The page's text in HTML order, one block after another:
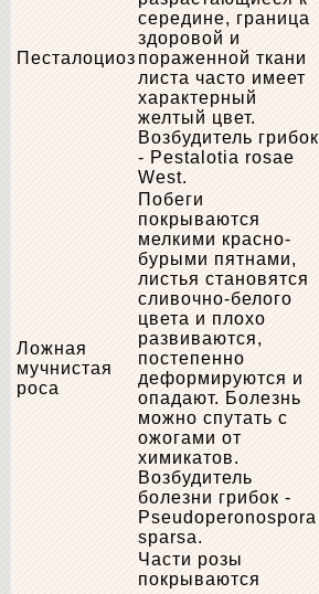
Песталоциоз
середине, граница
здоровой и
пораженной ткани
листа часто имеет
характерный
желтый цвет.
Возбудитель грибок
- Pestalotia rosae
West.
Ложная
мучнистая
роса
Побеги
покрываются
мелкими красно-
бурыми пятнами,
листья становятся
сливочно-белого
цвета и плохо
развиваются,
постепенно
деформируются и
опадают. Болезнь
можно спутать с
ожогами от
химикатов.
Возбудитель
болезни грибок -
Pseudoperonospora
sparsa.
Части розы
покрываются